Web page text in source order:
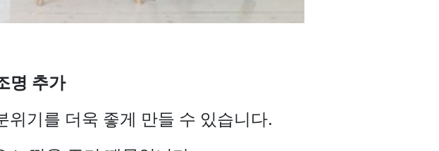
명 추가
기를 더욱 좋게 만들 수 있습니다.